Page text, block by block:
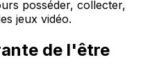
posséder, collecter,
jeux vidéo.
de l'être